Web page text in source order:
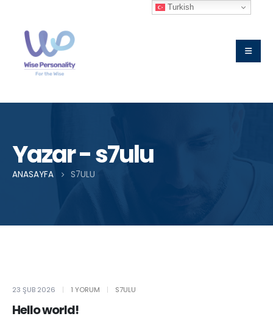
Yazar - s7ulu
ANASAYFA S7ULU
23 ŞUB 2026 1 YORUM S7ULU
Hello world!
Turkish